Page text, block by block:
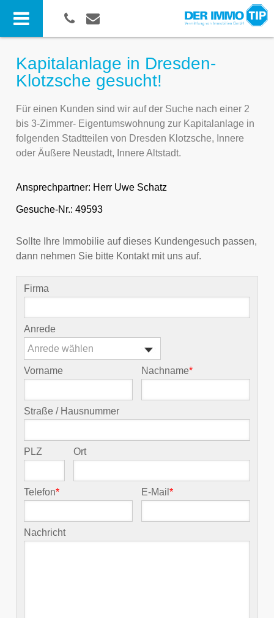
Kapitalanlage in Dresden-
Klotzsche gesucht!
Für einen Kunden sind wir auf der Suche nach einer 2
bis 3-Zimmer- Eigentumswohnung zur Kapitalanlage in
folgenden Stadtteilen von Dresden Klotzsche, Innere
oder Äußere Neustadt, Innere Altstadt.
Ansprechpartner: Herr Uwe Schatz
Gesuche-Nr.: 49593
Sollte Ihre Immobilie auf dieses Kundengesuch passen,
dann nehmen Sie bitte Kontakt mit uns auf.
Firma
Anrede
Anrede wählen
Vorname Nachname*
Straße / Hausnummer
PLZ Ort
Telefon* E-Mail*
Nachricht